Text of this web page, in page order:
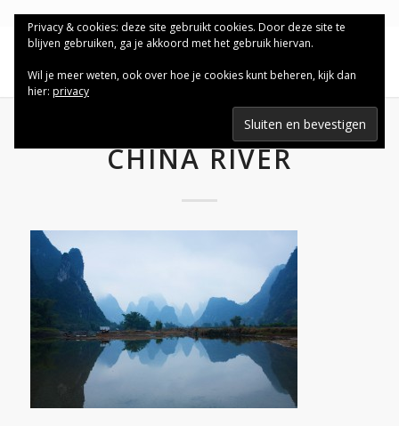
CHINA RIVER
Privacy & cookies: deze site gebruikt cookies. Door deze site te
blijven gebruiken, ga je akkoord met het gebruik hiervan.
Wil je meer weten, ook over hoe je cookies kunt beheren, kijk dan
hier: privacy